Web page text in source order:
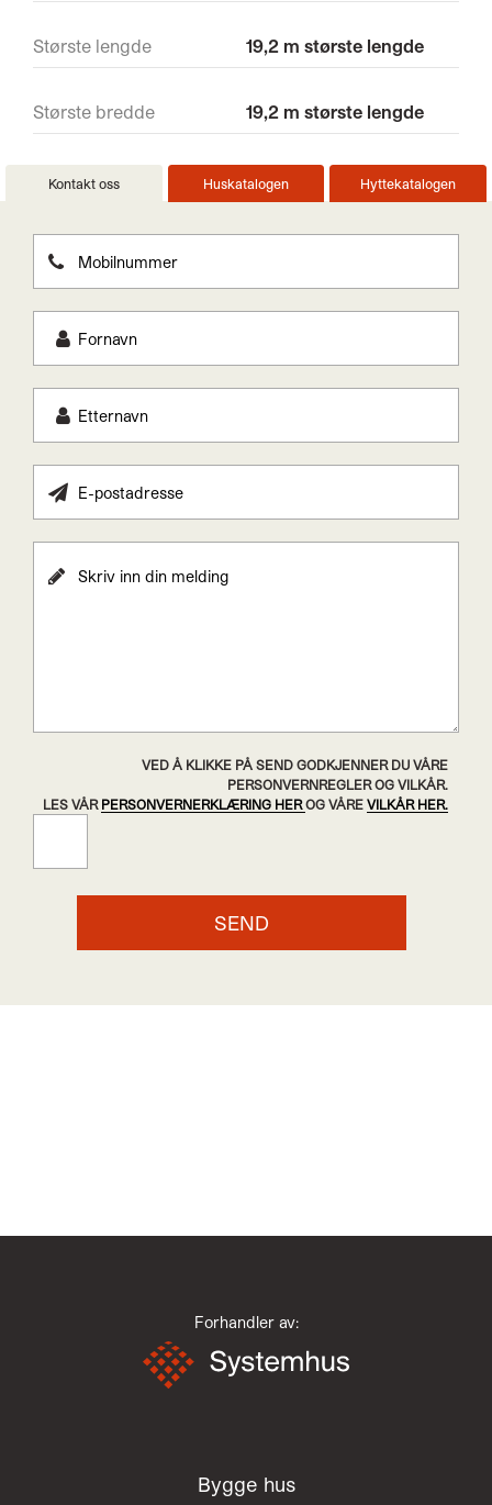
Største lengde 19,2 m største lengde
Største bredde 19,2 m største lengde
Kontakt oss Huskatalogen Hyttekatalogen
VED Å KLIKKE PÅ SEND GODKJENNER DU VÅRE
PERSONVERNREGLER OG VILKÅR.
LES VÅR PERSONVERNERKLÆRING HEROG VÅRE VILKÅR HER.
Forhandler av:
Bygge hus